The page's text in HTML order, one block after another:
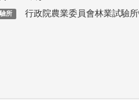
所 行政院農業委員會林業試驗所